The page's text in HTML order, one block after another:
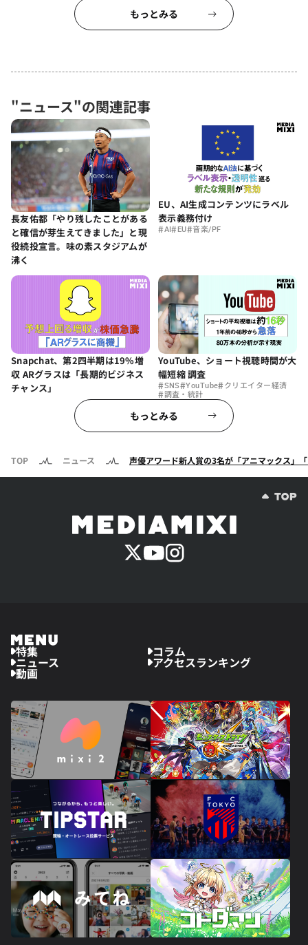
もっとみる
"ニュース"の関連記事
長友佑都「やり残したことがある
と確信が芽生えてきました」と現
役続投宣言。味の素スタジアムが
沸く
EU、AI生成コンテンツにラベル
表示義務付け
#AI#EU#音楽/PF
Snapchat、第2四半期は19%増
収 ARグラスは「長期的ビジネス
チャンス」
YouTube、ショート視聴時間が大
幅短縮 調査
#SNS#YouTube#クリエイター経済
#調査・統計
もっとみる
TOP ニュース 声優アワード新人賞の3名が「アニマックス」
特集 コラム
ニュース アクセスランキング
動画